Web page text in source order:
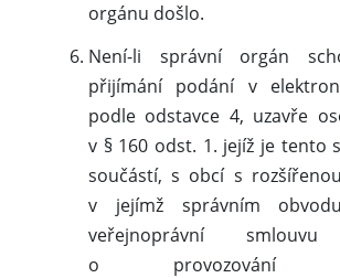
orgánu došlo.
Není-li správní orgán
přijímání podání v
podle odstavce 4, uzavře
v § 160 odst. 1. jejíž je tento
součástí, s obcí s
v jejímž správním
veřejnoprávní
o provozování